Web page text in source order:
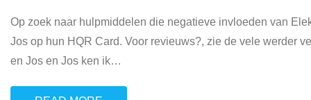
Op zoek naar hulpmiddelen die negatieve invloeden van
Jos op hun HQR Card. Voor revieuws?, zie de vele werder
en Jos en Jos ken ik…